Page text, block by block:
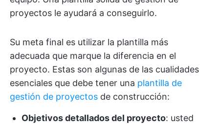
proyectos le ayudará a conseguirlo.
Su meta final es utilizar la plantilla más
adecuada que marque la diferencia en el
proyecto. Estas son algunas de las cualidades
esenciales que debe tener una plantilla de
gestión de proyectos de construcción:
Objetivos detallados del proyecto: usted